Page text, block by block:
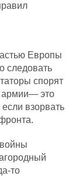
Европы
следовать
спорят
армии— это
взорвать
то